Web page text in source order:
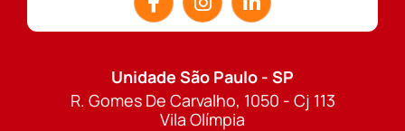
Unidade São Paulo - SP
R. Gomes De Carvalho, 1050 - Cj 113
Vila Olímpia